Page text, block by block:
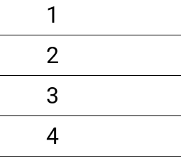
1
2
3
4